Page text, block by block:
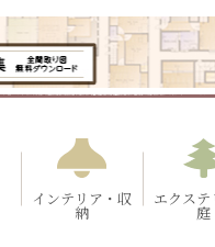
インテリア・収
納
エクステ
庭